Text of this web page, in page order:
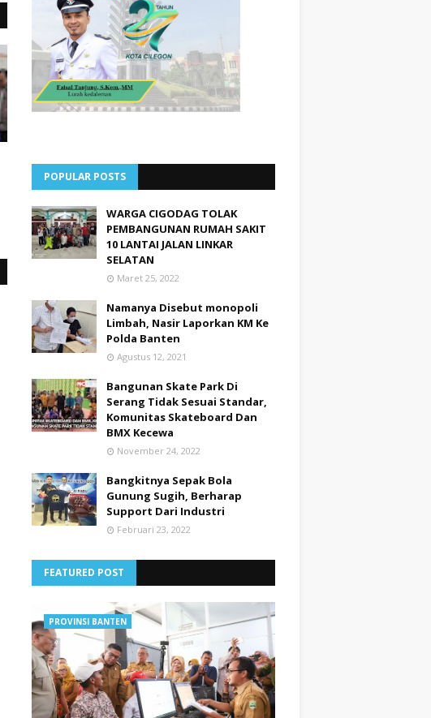
POPULAR POSTS
WARGA CIGODAG TOLAK
PEMBANGUNAN RUMAH SAKIT
10 LANTAI JALAN LINKAR
SELATAN
Maret 25, 2022
Namanya Disebut monopoli
Limbah, Nasir Laporkan KM Ke
Polda Banten
Agustus 12, 2021
Bangunan Skate Park Di
Serang Tidak Sesuai Standar,
Komunitas Skateboard Dan
BMX Kecewa
November 24, 2022
Bangkitnya Sepak Bola
Gunung Sugih, Berharap
Support Dari Industri
Februari 23, 2022
FEATURED POST
PROVINSI BANTEN